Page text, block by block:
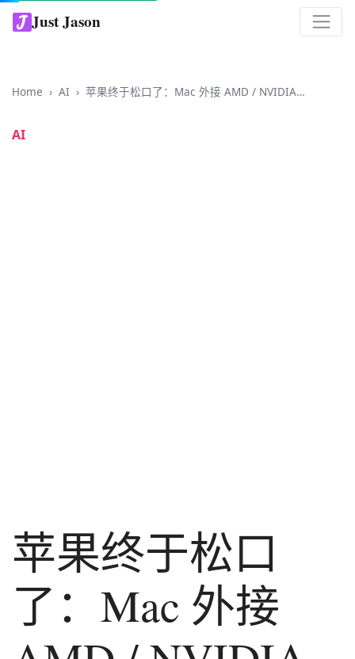
Just Jason
Home AI 苹果终于松口了：Mac 外接 AMD / NVIDIA 显卡驱动正式放行，一根线就够
AI
苹果终于松口
了：Mac 外接